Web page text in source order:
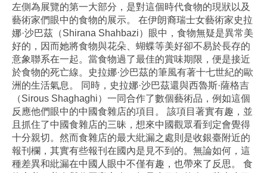
左側為展覽的第一大部分，是對這個時代食物的現狀以及
藝術家們眼中的食物的展示。 在伊朗裔瑞士女藝術家史拉
娜·沙巴茲（Shirana Shahbazi）眼中，食物無疑是異常美
好的，因而她將食物與花朵、蝴蝶等美好卻不易於長存的
意象聯系在一起。當食物過了最佳的賞味期限，便是接近
於食物的死亡線。史拉娜·沙巴茲的筆風有著十七世紀的歐
洲的生活氣息。 同時，史拉娜·沙巴茲還與西魯斯·薩格吉
（Sirous Shaghaghi）一同合作了數個藝術品，例如這個
反應他們眼中的中國食雜店的項目。 該項目著實有趣，並
且抓住了中國食雜店的三昧，想來中國觀眾看到定會覺得
十分親切。然而食雜店的最大紕漏之處則是收銀臺附近的
報刊欄，其實有些報刊在國內是見不到的。無論如何，這
種差異和紕漏在中國人眼中不僅有趣，也帶來了反思。 食